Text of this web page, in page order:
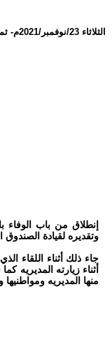
الثلاثاء 23/نوفمبر/2021م -
إنطلاق من باب الوفاء
وتقديره لقيادة
جاء ذلك أثناء اللقاء
أثناء زيارته المديريه
منها المديريه